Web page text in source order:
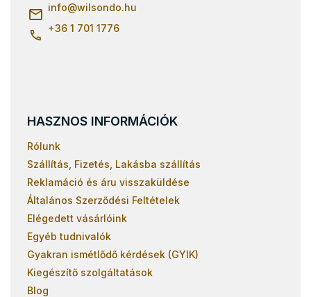
info@wilsondo.hu
+36 1 701 1776
HASZNOS INFORMÁCIÓK
Rólunk
Szállítás, Fizetés, Lakásba szállítás
Reklamáció és áru visszaküldése
Általános Szerződési Feltételek
Elégedett vásárlóink
Egyéb tudnivalók
Gyakran ismétlődő kérdések (GYIK)
Kiegészítő szolgáltatások
Blog